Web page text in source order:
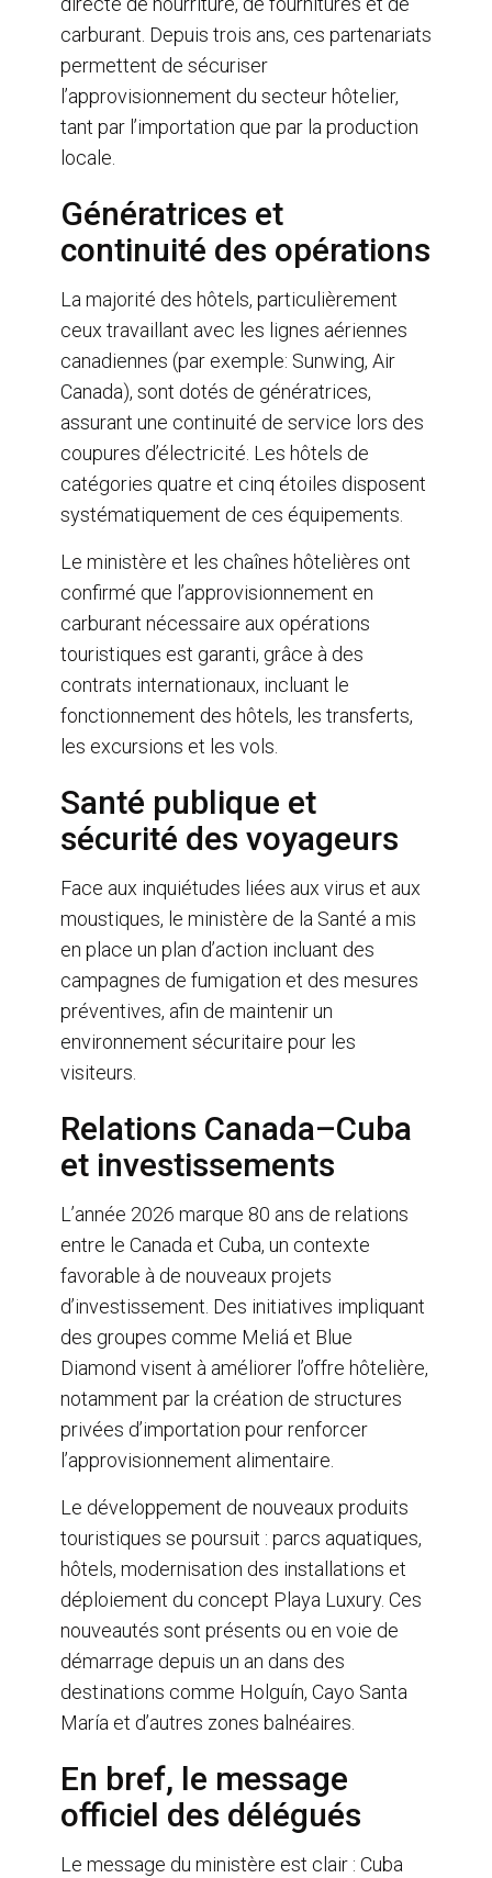
carburant. Depuis trois ans, ces partenariats
permettent de sécuriser
l’approvisionnement du secteur hôtelier,
tant par l’importation que par la production
locale.
Génératrices et
continuité des opérations
La majorité des hôtels, particulièrement
ceux travaillant avec les lignes aériennes
canadiennes (par exemple: Sunwing, Air
Canada), sont dotés de génératrices,
assurant une continuité de service lors des
coupures d’électricité. Les hôtels de
catégories quatre et cinq étoiles disposent
systématiquement de ces équipements.
Le ministère et les chaînes hôtelières ont
confirmé que l’approvisionnement en
carburant nécessaire aux opérations
touristiques est garanti, grâce à des
contrats internationaux, incluant le
fonctionnement des hôtels, les transferts,
les excursions et les vols.
Santé publique et
sécurité des voyageurs
Face aux inquiétudes liées aux virus et aux
moustiques, le ministère de la Santé a mis
en place un plan d’action incluant des
campagnes de fumigation et des mesures
préventives, afin de maintenir un
environnement sécuritaire pour les
visiteurs.
Relations Canada–Cuba
et investissements
L’année 2026 marque 80 ans de relations
entre le Canada et Cuba, un contexte
favorable à de nouveaux projets
d’investissement. Des initiatives impliquant
des groupes comme Meliá et Blue
Diamond visent à améliorer l’offre hôtelière,
notamment par la création de structures
privées d’importation pour renforcer
l’approvisionnement alimentaire.
Le développement de nouveaux produits
touristiques se poursuit : parcs aquatiques,
hôtels, modernisation des installations et
déploiement du concept Playa Luxury. Ces
nouveautés sont présents ou en voie de
démarrage depuis un an dans des
destinations comme Holguín, Cayo Santa
María et d’autres zones balnéaires.
En bref, le message
officiel des délégués
Le message du ministère est clair : Cuba